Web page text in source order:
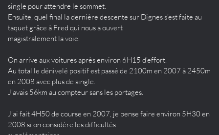
single pour attendre le sommet.
Ensuite, quel final la dernière descente sur Dignes s’est faite au
taquet grâce à Fred qui nous a ouvert
magistralement la voie.
On arrive aux voitures après environ 6H15 d’effort.
Au total le dénivelé positif est passé de 2100m en 2007 à 2450m
en 2008 avec plus de single.
J’avais 56km au compteur sans les portages.
J’ai fait 4H50 de course en 2007, je pense faire environ 5H30 en
2008 si on considère les difficultés